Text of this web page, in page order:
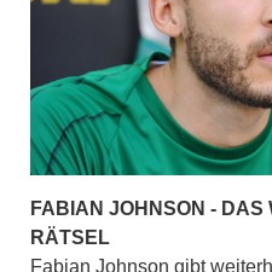
FABIAN JOHNSON - DAS
RÄTSEL
Fabian Johnson gibt